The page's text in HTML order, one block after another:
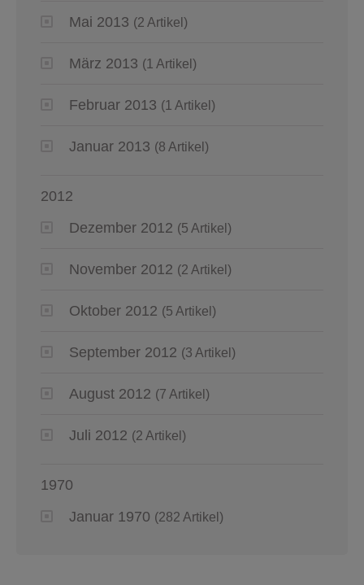
Mai 2013 (2 Artikel)
März 2013 (1 Artikel)
Februar 2013 (1 Artikel)
Januar 2013 (8 Artikel)
2012
Dezember 2012 (5 Artikel)
November 2012 (2 Artikel)
Oktober 2012 (5 Artikel)
September 2012 (3 Artikel)
August 2012 (7 Artikel)
Juli 2012 (2 Artikel)
1970
Januar 1970 (282 Artikel)